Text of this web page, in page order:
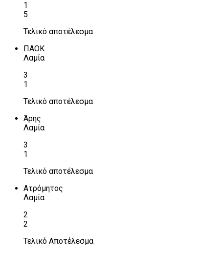
1
5
Τελικό αποτέλεσμα
ΠΑΟΚ
Λαμία
3
1
Τελικό αποτέλεσμα
Άρης
Λαμία
3
1
Τελικό αποτέλεσμα
Ατρόμητος
Λαμία
2
2
Τελικό Αποτέλεσμα